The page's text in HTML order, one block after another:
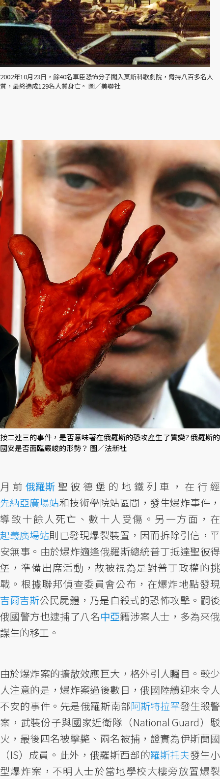
2002年10月23日，餘40名車臣恐怖分子闖入莫斯科歌劇院，脅持八百多名人
質，最終造成129名人質身亡。 圖／美聯社
接二連三的事件，是否意味著在俄羅斯的恐攻產生了質變? 俄羅斯的
國安是否面臨嚴峻的形勢？ 圖／法新社
月前 俄羅斯聖彼德堡的地鐵列車，在行經
先納亞廣場站和技術學院站區間，發生爆炸事件，
導致十餘人死亡、數十人受傷。另一方面，在
起義廣場站則已發現爆裂裝置，因而拆除引信，平
安無事。由於爆炸適逢俄羅斯總統普丁抵達聖彼得
堡，準備出席活動，故被視為是對普丁政權的挑
戰。根據聯邦偵查委員會公布，在爆炸地點發現
吉爾吉斯公民屍體，乃是自殺式的恐怖攻擊。嗣後
俄國警方也逮捕了八名中亞籍涉案人士，多為來俄
謀生的移工。
由於爆炸案的擴散效應巨大，格外引人矚目。較少
人注意的是，爆炸案過後數日，俄國陸續迎來令人
不安的事件。先是俄羅斯南部阿斯特拉罕發生殺警
案，武裝份子與國家近衛隊（National Guard）駁
火，最後四名被擊斃、兩名被捕，證實為伊斯蘭國
（IS）成員。此外，俄羅斯西部的羅斯托夫發生小
型爆炸案，不明人士於當地學校大樓旁放置爆裂